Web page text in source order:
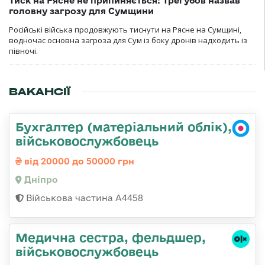
головну загрозу для Сумщини
Російські війська продовжують тиснути на Рясне на Сумщині,
водночас основна загроза для Сум із боку дронів надходить із
півночі.
ВАКАНСІЇ
Бухгалтер (матеріальний облік),
військовослужбовець
від 20000 до 50000 грн
Дніпро
Військова частина А4458
Медична сестра, фельдшер,
військовослужбовець